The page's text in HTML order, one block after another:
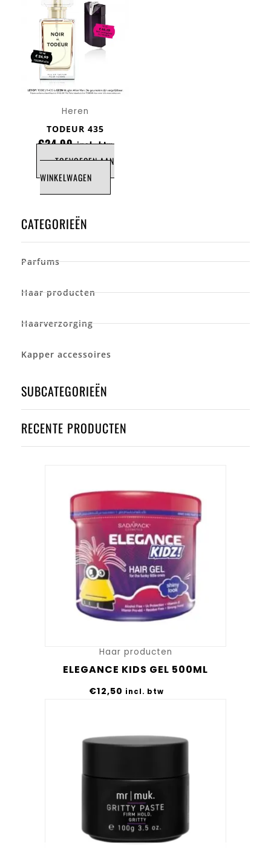
Heren
TODEUR 435
€24,99 incl. btw
TOEVOEGEN AAN
WINKELWAGEN
CATEGORIEËN
Parfums
Haar producten
Haarverzorging
Kapper accessoires
SUBCATEGORIEËN
RECENTE PRODUCTEN
Haar producten
ELEGANCE KIDS GEL 500ML
€12,50 incl. btw